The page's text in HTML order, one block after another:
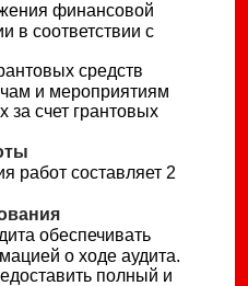
финансовой
в соответствии с
средств
и мероприятиям
за счет грантовых
работ составляет 2
обеспечивать
о ходе аудита.
полный и